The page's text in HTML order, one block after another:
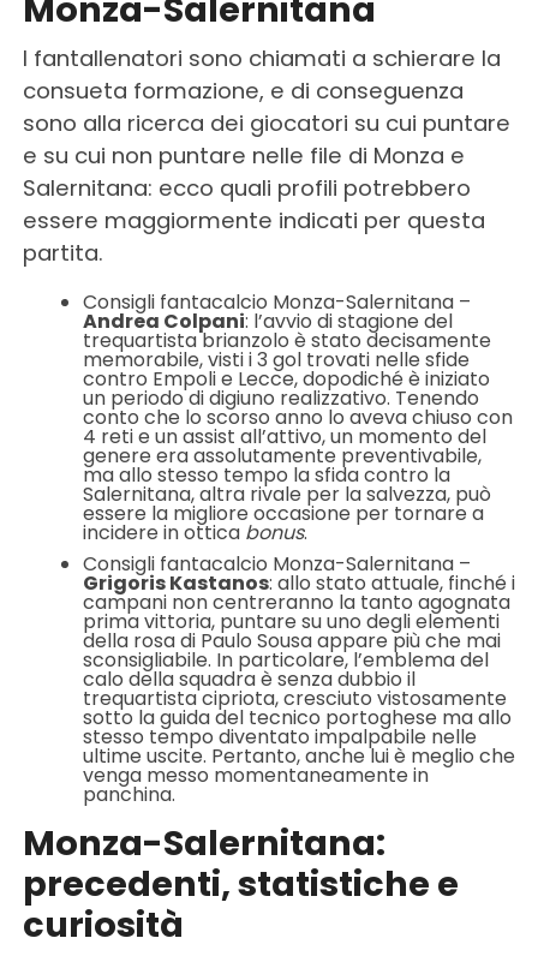
I fantallenatori sono chiamati a schierare la
consueta formazione, e di conseguenza
sono alla ricerca dei giocatori su cui puntare
e su cui non puntare nelle file di Monza e
Salernitana: ecco quali profili potrebbero
essere maggiormente indicati per questa
partita.
Consigli fantacalcio Monza-Salernitana –
Andrea Colpani: l’avvio di stagione del
trequartista brianzolo è stato decisamente
memorabile, visti i 3 gol trovati nelle sfide
contro Empoli e Lecce, dopodiché è iniziato
un periodo di digiuno realizzativo. Tenendo
conto che lo scorso anno lo aveva chiuso con
4 reti e un assist all’attivo, un momento del
genere era assolutamente preventivabile,
ma allo stesso tempo la sfida contro la
Salernitana, altra rivale per la salvezza, può
essere la migliore occasione per tornare a
incidere in ottica bonus.
Consigli fantacalcio Monza-Salernitana –
Grigoris Kastanos: allo stato attuale, finché i
campani non centreranno la tanto agognata
prima vittoria, puntare su uno degli elementi
della rosa di Paulo Sousa appare più che mai
sconsigliabile. In particolare, l’emblema del
calo della squadra è senza dubbio il
trequartista cipriota, cresciuto vistosamente
sotto la guida del tecnico portoghese ma allo
stesso tempo diventato impalpabile nelle
ultime uscite. Pertanto, anche lui è meglio che
venga messo momentaneamente in
panchina.
Monza-Salernitana:
precedenti, statistiche e
curiosità